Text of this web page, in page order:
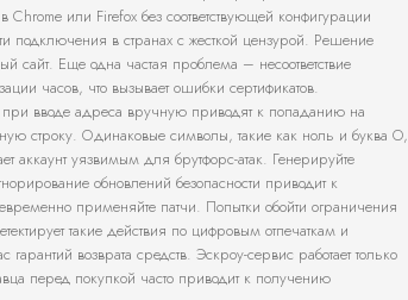
или Firefox без соответствующей конфигурации
подключения в странах с жесткой цензурой. Решение
сайт. Еще одна частая проблема – несоответствие
часов, что вызывает ошибки сертификатов.
вводе адреса вручную приводят к попаданию на
строку. Одинаковые символы, такие как ноль и буква O,
аккаунт уязвимым для брутфорс-атак. Генерируйте
обновлений безопасности приводит к
применяйте патчи. Попытки обойти ограничения
такие действия по цифровым отпечаткам и
возврата средств. Эскроу-сервис работает только
перед покупкой часто приводит к получению